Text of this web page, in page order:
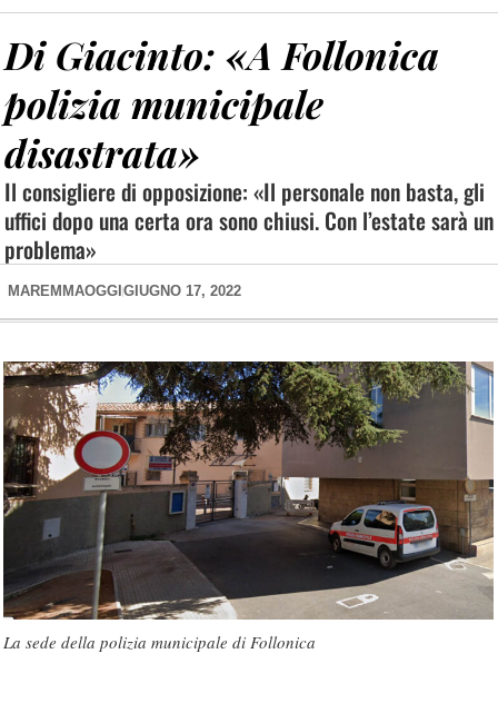
Di Giacinto: «A Follonica
polizia municipale
disastrata»
Il consigliere di opposizione: «Il personale non basta, gli
uffici dopo una certa ora sono chiusi. Con l’estate sarà un
problema»
MAREMMAOGGI GIUGNO 17, 2022
La sede della polizia municipale di Follonica